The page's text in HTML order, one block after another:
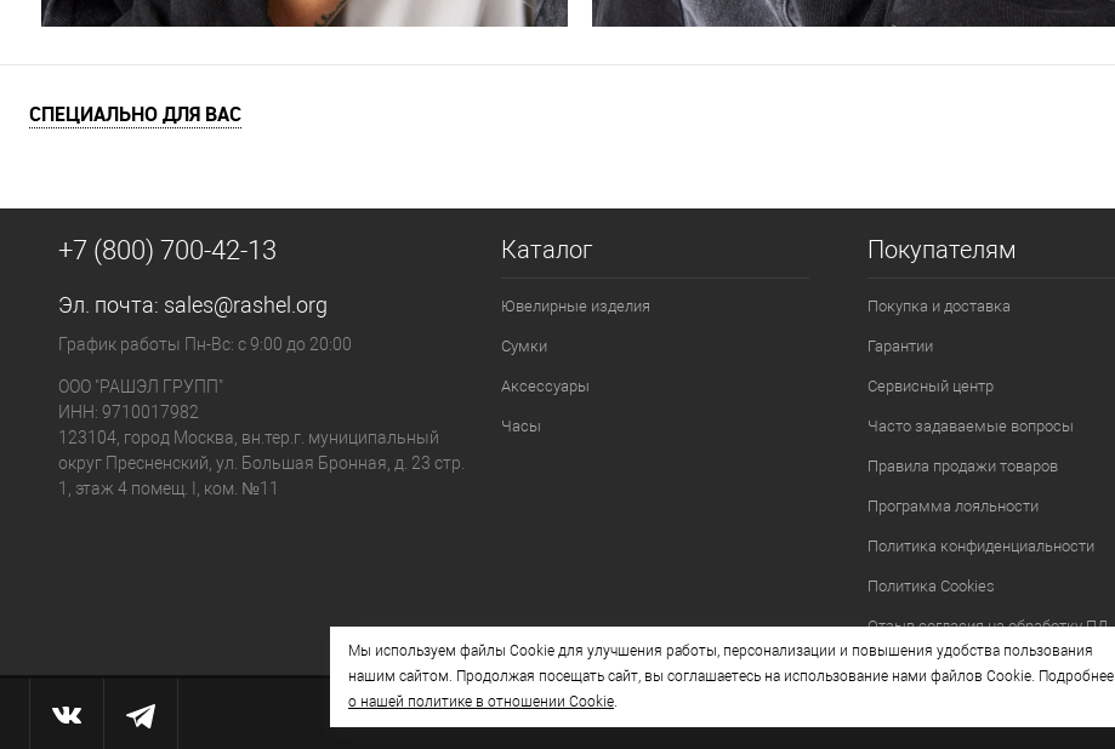
СПЕЦИАЛЬНО ДЛЯ ВАС
Каталог
Ювелирные изделия
Сумки
Аксессуары
Часы
Покупателям
Покупка и доставка
Гарантии
Сервисный центр
Часто задаваемые вопросы
Правила продажи товаров
Программа лояльности
Политика конфиденциальности
Политика Cookies
Отзыв согласия на обработку ПД
+7 (800) 700-42-13
Эл. почта: sales@rashel.org
График работы Пн-Вс: с 9:00 до 20:00
ООО "РАШЭЛ ГРУПП"
ИНН: 9710017982
123104, город Москва, вн.тер.г. муниципальный
округ Пресненский, ул. Большая Бронная, д. 23 стр.
1, этаж 4 помещ. I, ком. №11
Мы используем файлы Cookie для улучшения работы, персонализации и повышения удобства пользования
нашим сайтом. Продолжая посещать сайт, вы соглашаетесь на использование нами файлов Cookie. Подробнее
о нашей политике в отношении Cookie.